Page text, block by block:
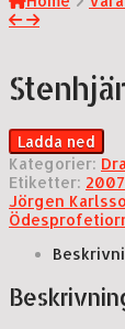
Ladda ned
Kategorier:
Etiketter: 2007
Jörgen